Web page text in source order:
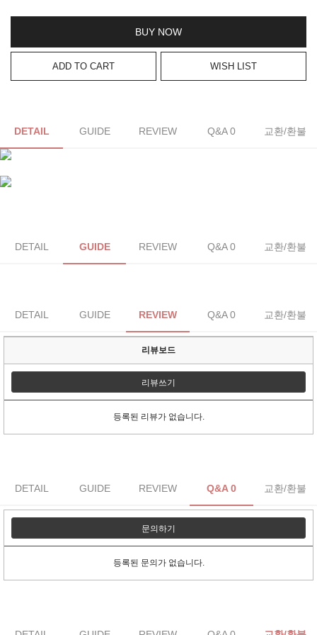
BUY NOW
ADD TO CART WISH LIST
DETAIL GUIDE REVIEW Q&A 0 교환/환불
DETAIL GUIDE REVIEW Q&A 0 교환/환불
DETAIL GUIDE REVIEW Q&A 0 교환/환불
리뷰보드
리뷰쓰기
등록된 리뷰가 없습니다.
DETAIL GUIDE REVIEW Q&A 0 교환/환불
문의하기
등록된 문의가 없습니다.